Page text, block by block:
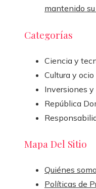
mantenido
Categorías
Ciencia y
Cultura y ocio
Inversiones y
República
Mapa Del Sitio
Quiénes
Políticas de